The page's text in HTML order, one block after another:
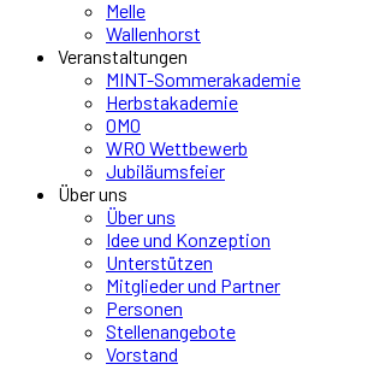
Melle
Wallenhorst
Veranstaltungen
MINT-Sommerakademie
Herbstakademie
OMO
WRO Wettbewerb
Jubiläumsfeier
Über uns
Über uns
Idee und Konzeption
Unterstützen
Mitglieder und Partner
Personen
Stellenangebote
Vorstand